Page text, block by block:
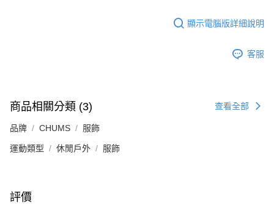
顯示電腦版詳細說明
客服
商品相關分類 (3) 查看全部
品牌 CHUMS 服飾
運動類型 休閒戶外 服飾
評價